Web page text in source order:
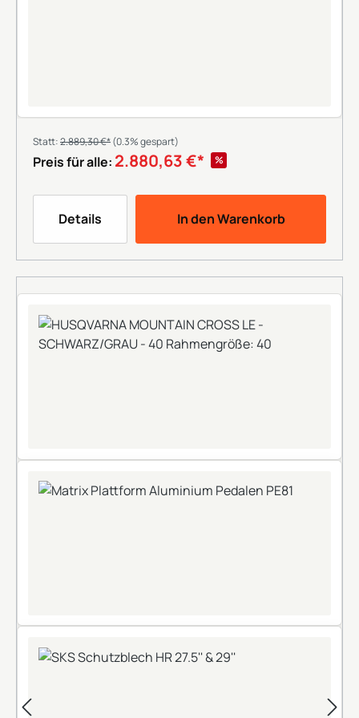
Statt:2.889,30 €*(0.3% gespart)
Preis für alle: 2.880,63 €* %
Details In den Warenkorb